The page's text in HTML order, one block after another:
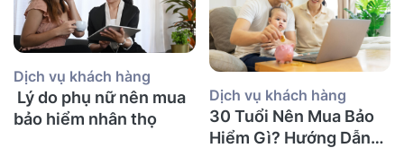
Dịch vụ khách hàng
Lý do phụ nữ nên mua
bảo hiểm nhân thọ
Dịch vụ khách hàng
30 Tuổi Nên Mua Bảo
Hiểm Gì? Hướng Dẫn